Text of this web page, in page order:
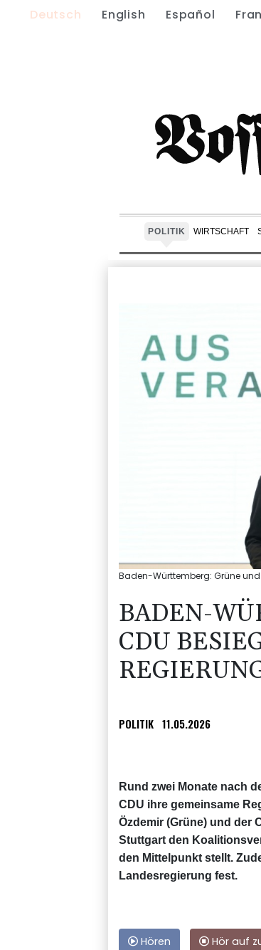
Deutsch English Español
POLITIK WIRTSCHAFT
Baden-Württemberg: Grüne und
BADEN-
CDU
POLITIK 11.05.2026
Rund zwei Monate nach
CDU ihre gemeinsame
Özdemir (Grüne) und der
Stuttgart den
den Mittelpunkt stellt.
Landesregierung fest.
Hören Hör auf